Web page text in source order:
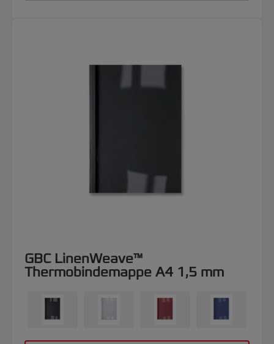
GBC LinenWeave™
Thermobindemappe A4 1,5 mm